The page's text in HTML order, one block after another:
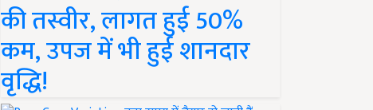
की तस्वीर, लागत हुई 50%
कम, उपज में भी हुई शानदार
वृद्धि!